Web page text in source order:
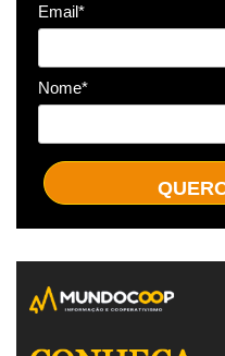
Email*
Nome*